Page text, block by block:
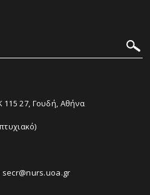
27, Γουδή, Αθήνα
secr@nurs.uoa.gr